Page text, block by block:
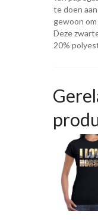
te doen
gewoon
Deze
20%